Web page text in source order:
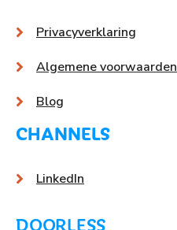
Privacyverklaring
Algemene voorwaarden
Blog
CHANNELS
LinkedIn
DOORLESS